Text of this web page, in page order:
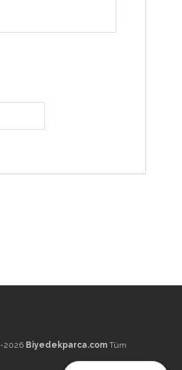
2026 Biyedekparca.com Tüm